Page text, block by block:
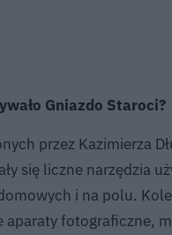
Gniazdo Staroci?
przez Kazimierza
się liczne narzędzia
i na polu.
aparaty fotograficzne,